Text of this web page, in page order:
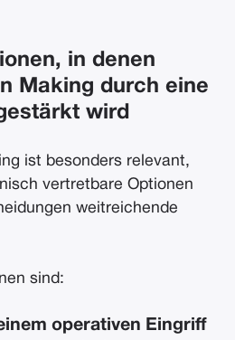
in denen
Making durch eine
wird
ist besonders relevant,
vertretbare Optionen
weitreichende
sind:
operativen Eingriff